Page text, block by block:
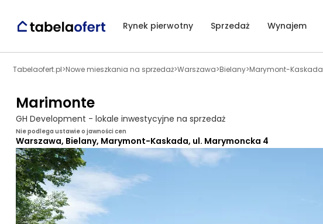
Rynek pierwotny Sprzedaż Wynajem
Tabelaofert.pl>Nowe mieszkania na sprzedaż>Warszawa>Bielany>Marymont-Kaskada
Marimonte
GH Development - lokale inwestycyjne na sprzedaż
Nie podlega ustawie o jawności cen
Warszawa, Bielany, Marymont-Kaskada, ul. Marymoncka 4